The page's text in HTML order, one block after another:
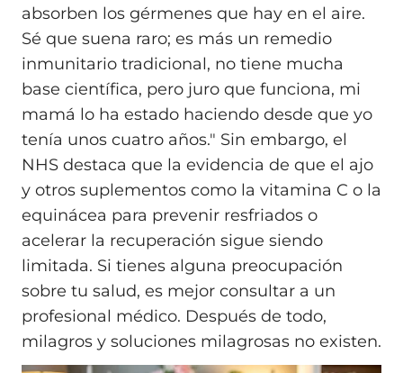
absorben los gérmenes que hay en el aire.
Sé que suena raro; es más un remedio
inmunitario tradicional, no tiene mucha
base científica, pero juro que funciona, mi
mamá lo ha estado haciendo desde que yo
tenía unos cuatro años." Sin embargo, el
NHS destaca que la evidencia de que el ajo
y otros suplementos como la vitamina C o la
equinácea para prevenir resfriados o
acelerar la recuperación sigue siendo
limitada. Si tienes alguna preocupación
sobre tu salud, es mejor consultar a un
profesional médico. Después de todo,
milagros y soluciones milagrosas no existen.